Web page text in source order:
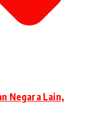
Negara Lain,